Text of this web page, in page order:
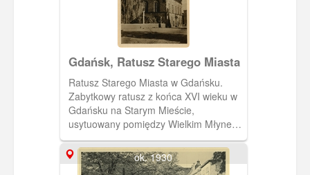
Gdańsk, Ratusz Starego Miasta
Ratusz Starego Miasta w Gdańsku.
Zabytkowy ratusz z końca XVI wieku w
Gdańsku na Starym Mieście,
usytuowany pomiędzy Wielkim Młynem
a pokarmelickim kościołem św. Józefa.
Jeden z najcenniejszych gdańskich
zabytków.
ok. 1930